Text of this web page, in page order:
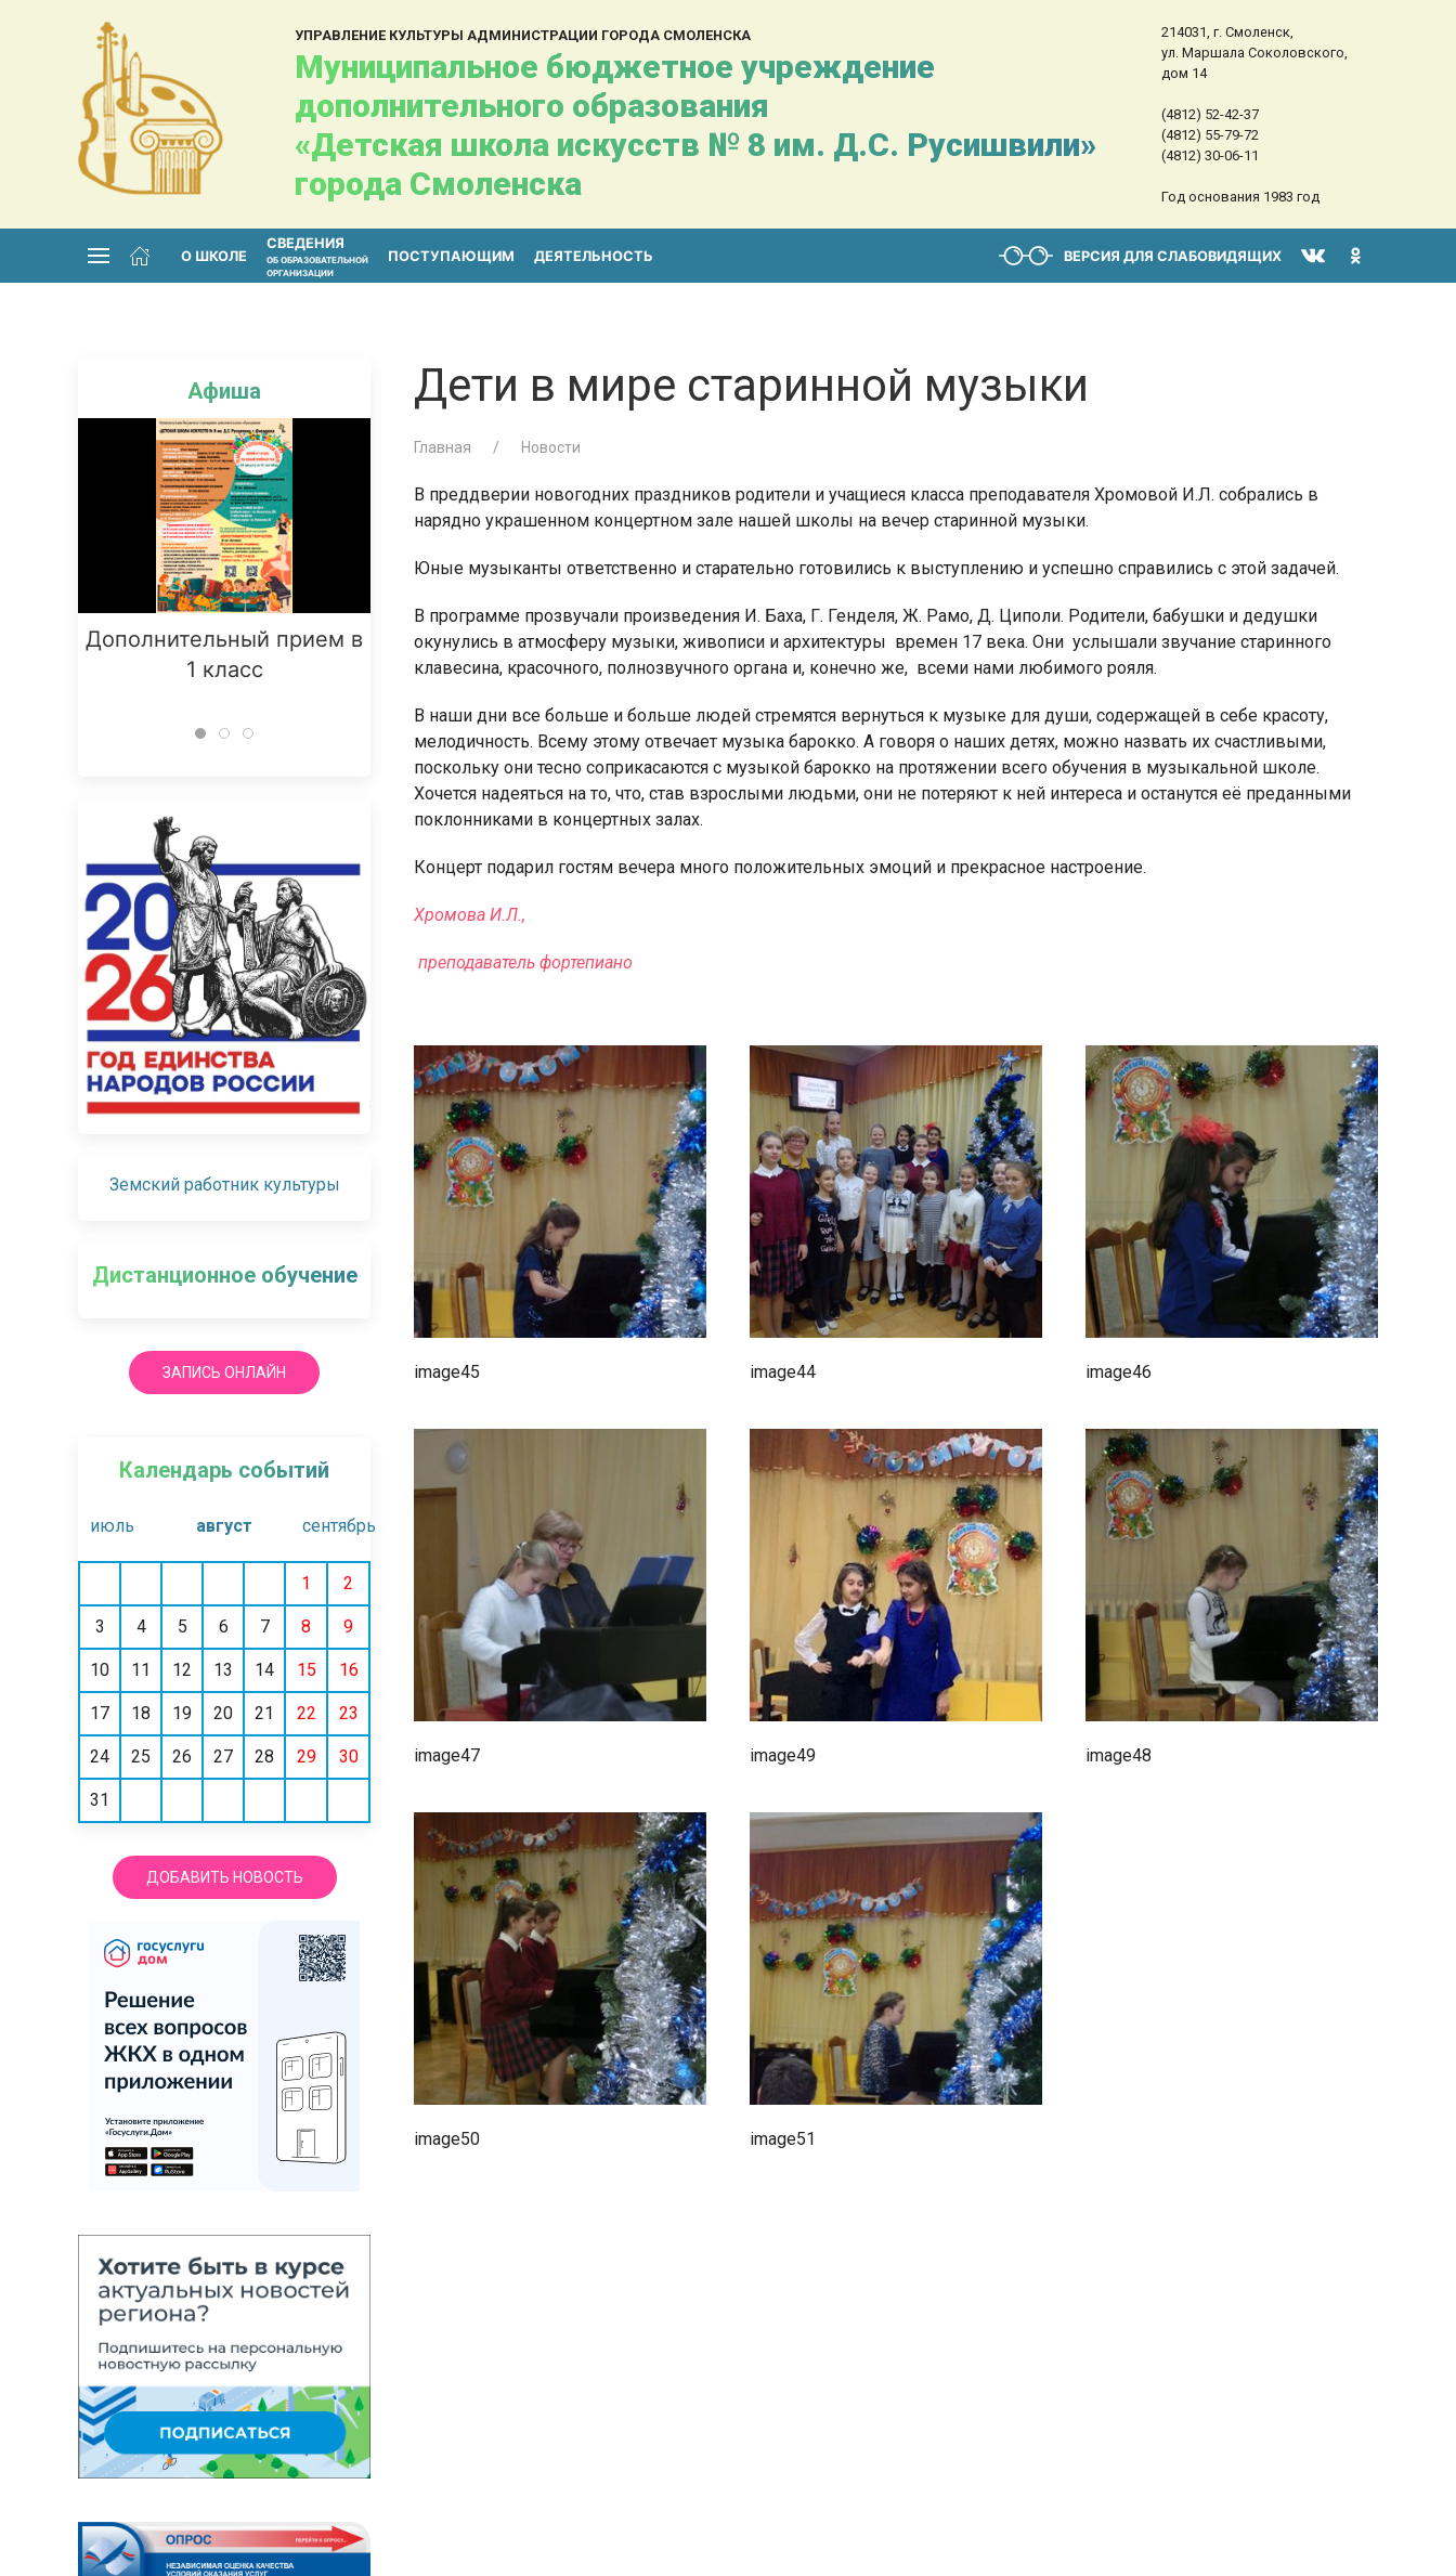
УПРАВЛЕНИЕ КУЛЬТУРЫ АДМИНИСТРАЦИИ ГОРОДА СМОЛЕНСКА
Муниципальное бюджетное учреждение
дополнительного образования
«Детская школа искусств № 8 им. Д.С. Русишвили»
города Смоленска
214031, г. Смоленск,
ул. Маршала Соколовского,
дом 14
(4812) 52-42-37
(4812) 55-79-72
(4812) 30-06-11
Год основания 1983 год
О ШКОЛЕ
СВЕДЕНИЯ
ОБ ОБРАЗОВАТЕЛЬНОЙ
ОРГАНИЗАЦИИ
ПОСТУПАЮЩИМ ДЕЯТЕЛЬНОСТЬ ВЕРСИЯ ДЛЯ СЛАБОВИДЯЩИХ
Афиша
Дополнительный прием в
1 класс
Занятия для детей 4-6 лет
1-5 июня, Летняя
творческая мастерская
Земский работник культуры
Дистанционное обучение
ЗАПИСЬ ОНЛАЙН
Календарь событий
июль август сентябрь
1 2
3 4 5 6 7 8 9
10 11 12 13 14 15 16
17 18 19 20 21 22 23
24 25 26 27 28 29 30
31
ДОБАВИТЬ НОВОСТЬ
Дети в мире старинной музыки
Главная Новости
В преддверии новогодних праздников родители и учащиеся класса преподавателя Хромовой И.Л. собрались в
нарядно украшенном концертном зале нашей школы на вечер старинной музыки.
Юные музыканты ответственно и старательно готовились к выступлению и успешно справились с этой задачей.
В программе прозвучали произведения И. Баха, Г. Генделя, Ж. Рамо, Д. Циполи. Родители, бабушки и дедушки
окунулись в атмосферу музыки, живописи и архитектуры времен 17 века. Они услышали звучание старинного
клавесина, красочного, полнозвучного органа и, конечно же, всеми нами любимого рояля.
В наши дни все больше и больше людей стремятся вернуться к музыке для души, содержащей в себе красоту,
мелодичность. Всему этому отвечает музыка барокко. А говоря о наших детях, можно назвать их счастливыми,
поскольку они тесно соприкасаются с музыкой барокко на протяжении всего обучения в музыкальной школе.
Хочется надеяться на то, что, став взрослыми людьми, они не потеряют к ней интереса и останутся её преданными
поклонниками в концертных залах.
Концерт подарил гостям вечера много положительных эмоций и прекрасное настроение.
Хромова И.Л.,
преподаватель фортепиано
image45 image44 image46
image47 image49 image48
image50 image51